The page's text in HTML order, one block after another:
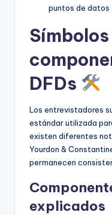
puntos de datos
DFDs
Los entrevistadores
estándar utilizada
existen diferentes
Yourdon &
permanecen
explicados